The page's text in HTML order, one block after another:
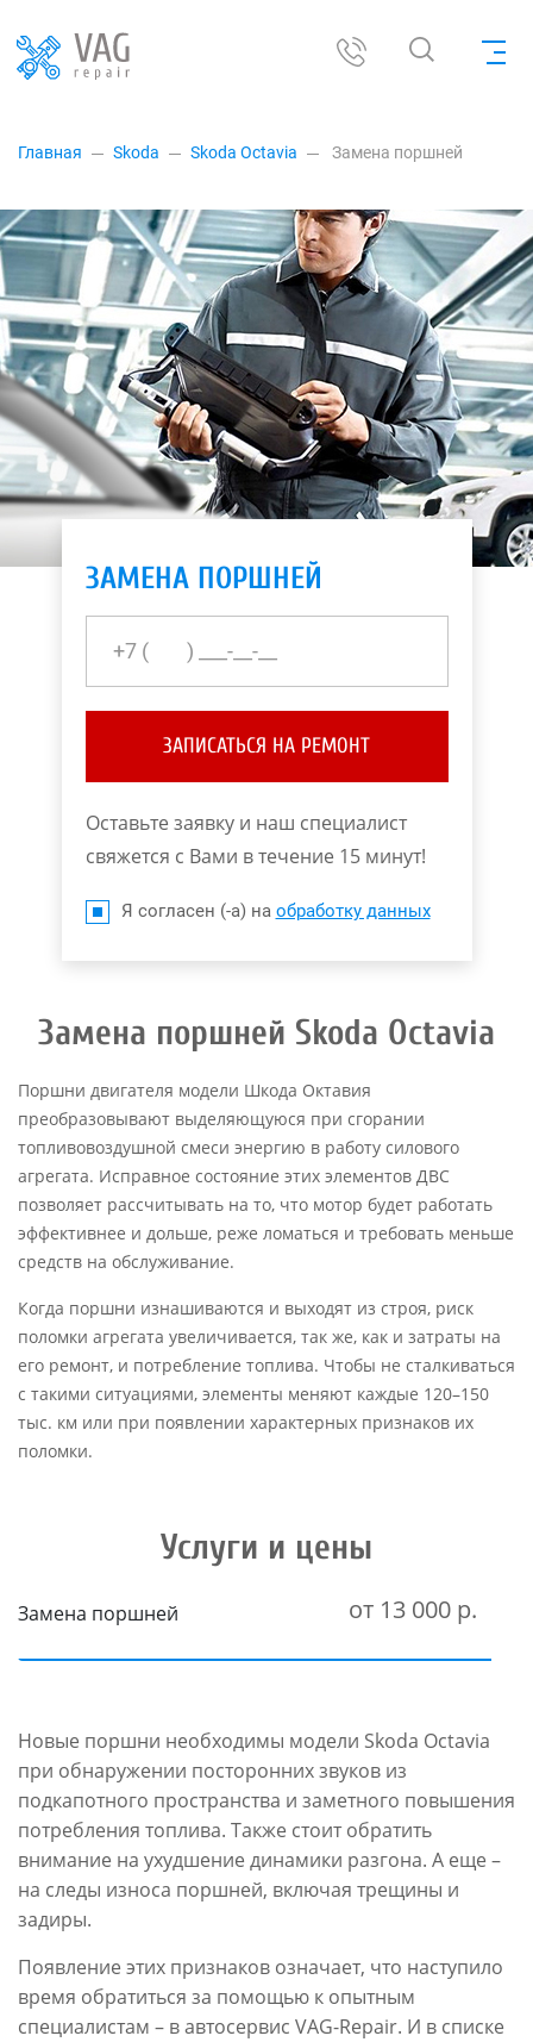
Главная Skoda Skoda Octavia Замена поршней
ЗАМЕНА ПОРШНЕЙ
ЗАПИСАТЬСЯ НА РЕМОНТ
Оставьте заявку и наш специалист
свяжется с Вами в течение 15 минут!
Я согласен (-а) на обработку данных
Замена поршней Skoda Octavia
Поршни двигателя модели Шкода Октавия
преобразовывают выделяющуюся при сгорании
топливовоздушной смеси энергию в работу силового
агрегата. Исправное состояние этих элементов ДВС
позволяет рассчитывать на то, что мотор будет работать
эффективнее и дольше, реже ломаться и требовать меньше
средств на обслуживание.
Когда поршни изнашиваются и выходят из строя, риск
поломки агрегата увеличивается, так же, как и затраты на
его ремонт, и потребление топлива. Чтобы не сталкиваться
с такими ситуациями, элементы меняют каждые 120–150
тыс. км или при появлении характерных признаков их
поломки.
Услуги и цены
Замена поршней от 13 000 р.
Новые поршни необходимы модели Skoda Octavia
при обнаружении посторонних звуков из
подкапотного пространства и заметного повышения
потребления топлива. Также стоит обратить
внимание на ухудшение динамики разгона. А еще –
на следы износа поршней, включая трещины и
задиры.
Появление этих признаков означает, что наступило
время обратиться за помощью к опытным
специалистам – в автосервис VAG-Repair. И в списке